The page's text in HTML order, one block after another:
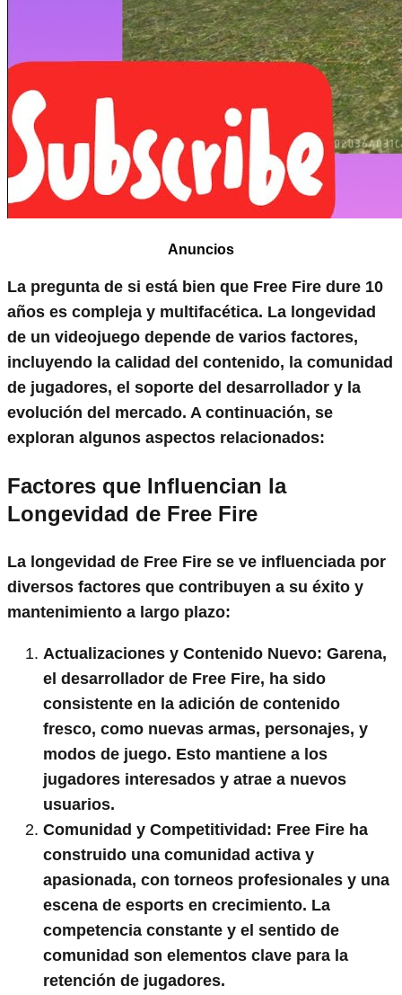
Anuncios
La pregunta de si está bien que Free Fire dure 10
años es compleja y multifacética. La longevidad
de un videojuego depende de varios factores,
incluyendo la calidad del contenido, la comunidad
de jugadores, el soporte del desarrollador y la
evolución del mercado. A continuación, se
exploran algunos aspectos relacionados:
Factores que Influencian la
Longevidad de Free Fire
La longevidad de Free Fire se ve influenciada por
diversos factores que contribuyen a su éxito y
mantenimiento a largo plazo:
Actualizaciones y Contenido Nuevo: Garena,
el desarrollador de Free Fire, ha sido
consistente en la adición de contenido
fresco, como nuevas armas, personajes, y
modos de juego. Esto mantiene a los
jugadores interesados y atrae a nuevos
usuarios.
Comunidad y Competitividad: Free Fire ha
construido una comunidad activa y
apasionada, con torneos profesionales y una
escena de esports en crecimiento. La
competencia constante y el sentido de
comunidad son elementos clave para la
retención de jugadores.